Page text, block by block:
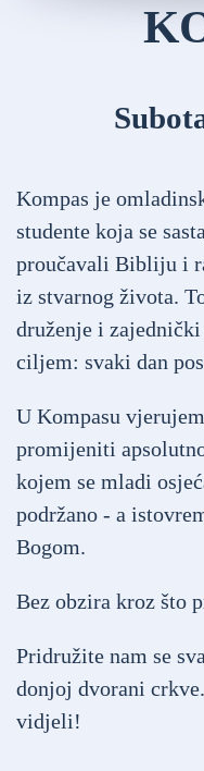
Kompas je
studente koja se
proučavali Bibliju i
iz stvarnog života.
druženje i
ciljem: svaki dan
U Kompasu
promijeniti
kojem se mladi
podržano - a
Bogom.
Bez obzira kroz što
Pridružite nam se
donjoj dvorani
vidjeli!